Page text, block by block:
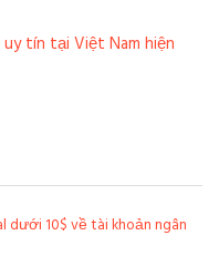
tín tại Việt Nam hiện
dưới 10$ về tài khoản ngân